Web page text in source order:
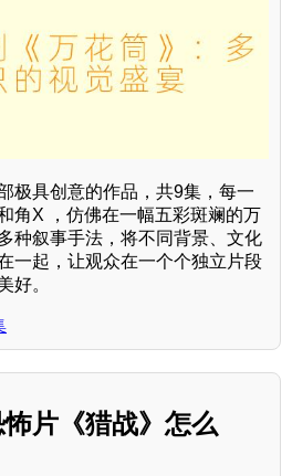
极具创意的作品，共9集，每一
角X ，仿佛在一幅五彩斑斓的万
种叙事手法，将不同背景、文化
一起，让观众在一个个独立片段
好。
片《猎战》怎么